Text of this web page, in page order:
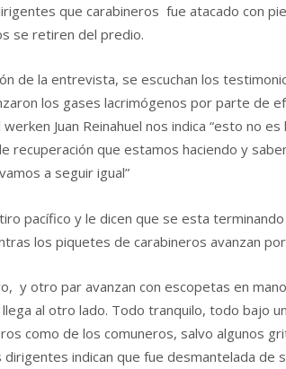
que carabineros fue atacado con
se retiren del predio.
de la entrevista, se escuchan los
los gases lacrimógenos por parte de
Juan Reinahuel nos indica “esto no
recuperación que estamos haciendo y
a seguir igual”
pacífico y le dicen que se esta
los piquetes de carabineros avanzan
y otro par avanzan con escopetas en
al otro lado. Todo tranquilo, todo bajo
como de los comuneros, salvo algunos
indican que fue desmantelada de